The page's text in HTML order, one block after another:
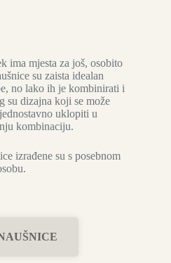
ima mjesta za još, osobito
su zaista idealan
no lako ih je kombinirati i
su dizajna koji se može
uklopiti u
kombinaciju.
izrađene su s posebnom